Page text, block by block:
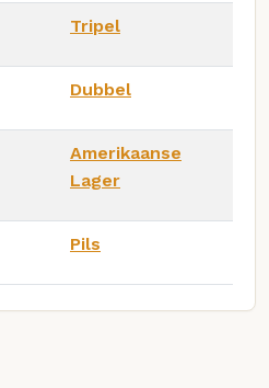
Tripel
Dubbel
Amerikaanse
Lager
Pils